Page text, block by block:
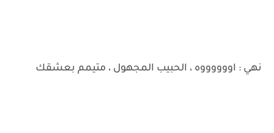
نهي : اووووووه ، الحبيب المجهول ، متيمم بعشقك